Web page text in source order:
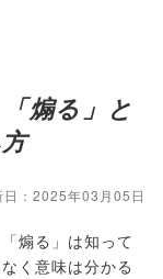
煽る」と
日：2025年03月05日
煽る」は知って
く意味は分かる